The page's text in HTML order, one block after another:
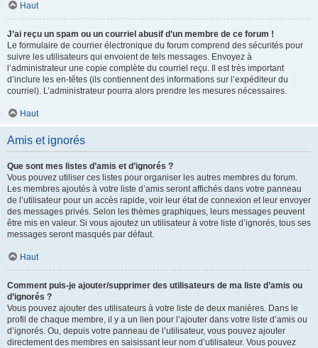
Haut
J’ai reçu un spam ou un courriel abusif d’un membre de ce forum !
Le formulaire de courrier électronique du forum comprend des sécurités pour
suivre les utilisateurs qui envoient de tels messages. Envoyez à
l’administrateur une copie complète du courriel reçu. Il est très important
d’inclure les en-têtes (ils contiennent des informations sur l’expéditeur du
courriel). L’administrateur pourra alors prendre les mesures nécessaires.
Haut
Amis et ignorés
Que sont mes listes d’amis et d’ignorés ?
Vous pouvez utiliser ces listes pour organiser les autres membres du forum.
Les membres ajoutés à votre liste d’amis seront affichés dans votre panneau
de l’utilisateur pour un accès rapide, voir leur état de connexion et leur envoyer
des messages privés. Selon les thèmes graphiques, leurs messages peuvent
être mis en valeur. Si vous ajoutez un utilisateur à votre liste d’ignorés, tous ses
messages seront masqués par défaut.
Haut
Comment puis-je ajouter/supprimer des utilisateurs de ma liste d’amis ou
d’ignorés ?
Vous pouvez ajouter des utilisateurs à votre liste de deux manières. Dans le
profil de chaque membre, il y a un lien pour l’ajouter dans votre liste d’amis ou
d’ignorés. Ou, depuis votre panneau de l’utilisateur, vous pouvez ajouter
directement des membres en saisissant leur nom d’utilisateur. Vous pouvez